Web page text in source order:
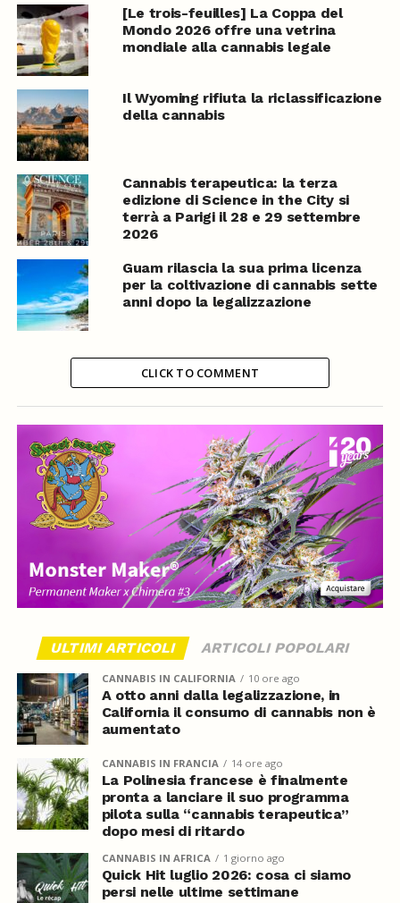
[Le trois-feuilles] La Coppa del
Mondo 2026 offre una vetrina
mondiale alla cannabis legale
Il Wyoming rifiuta la riclassificazione
della cannabis
Cannabis terapeutica: la terza
edizione di Science in the City si
terrà a Parigi il 28 e 29 settembre
2026
Guam rilascia la sua prima licenza
per la coltivazione di cannabis sette
anni dopo la legalizzazione
CLICK TO COMMENT
ULTIMI ARTICOLI ARTICOLI POPOLARI
CANNABIS IN CALIFORNIA 10 ore ago
A otto anni dalla legalizzazione, in
California il consumo di cannabis non è
aumentato
CANNABIS IN FRANCIA 14 ore ago
La Polinesia francese è finalmente
pronta a lanciare il suo programma
pilota sulla “cannabis terapeutica”
dopo mesi di ritardo
CANNABIS IN AFRICA 1 giorno ago
Quick Hit luglio 2026: cosa ci siamo
persi nelle ultime settimane